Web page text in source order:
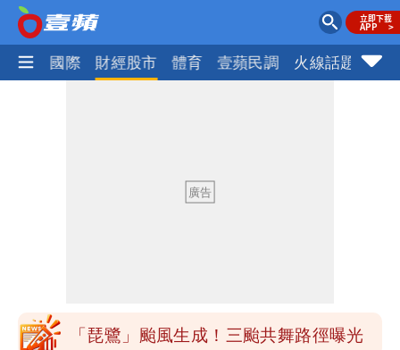
社會 國際 財經股市 體育 壹蘋民調 火線話題
心海水倒灌再淹水
白海豚不放假「跟巴威差別在這裡」 蔣
揮別9年演藝圈 女演員當「全職運將」